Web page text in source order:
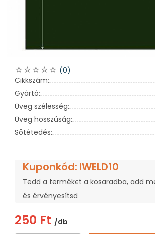
(0)
Cikkszám:
Gyártó:
Üveg szélesség:
Üveg hosszúság:
Sötétedés:
Kuponkód: IWELD10
Tedd a terméket a kosaradba, add
és érvényesítsd.
250 Ft /db